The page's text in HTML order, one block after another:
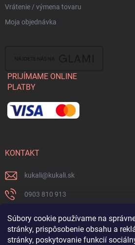
Súbory cookie používame na
stránky, prispôsobenie obsahu a
stránky, poskytovanie funkcií
Vrátenie / výmena tovaru
Moja objednávka
PRIJÍMAME ONLINE
PLATBY
KONTAKT
kukali@kukali.sk
0903 810 913
0903 810 913
Nenechajte si ujsť novinky a sledujte